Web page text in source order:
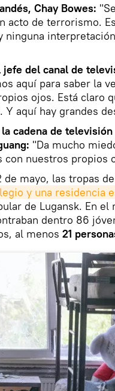
Chay Bowes:
acto de terrorismo.
ninguna
jefe del canal de
aquí para saber la
ojos. Está claro
aquí hay grandes
cadena de
"Da mucho
con nuestros propios
de mayo, las tropas
y una residencia
de Lugansk. En el
dentro 86
al menos 21